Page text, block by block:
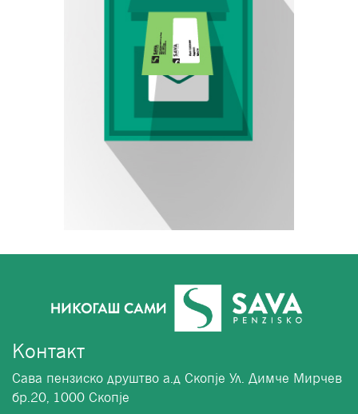
Контакт
Сава пензиско друштво а.д Скопје Ул. Димче Мирчев
бр.20, 1000 Скопје